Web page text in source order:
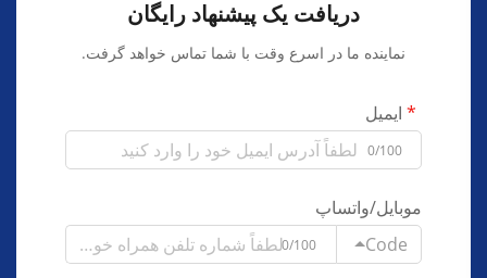
دریافت یک پیشنهاد رایگان
نماینده ما در اسرع وقت با شما تماس خواهد گرفت.
ایمیل
0/100
موبایل/واتساپ
Code
0/100